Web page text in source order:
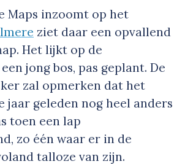
Maps inzoomt op het
ziet daar een opvallend
Het lijkt op de
jong bos, pas geplant. De
zal opmerken dat het
jaar geleden nog heel anders
toen een lap
zo één waar er in de
talloze van zijn.